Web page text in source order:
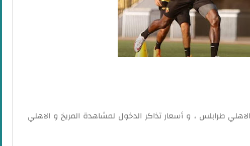
طرابلس ، و أسعار تذاكر الدخول لمشاهدة المريخ و الاهلي